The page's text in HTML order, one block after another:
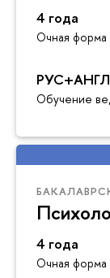
4 года
Очная форма
РУС+АНГЛ
Обучение
4 года
Очная форма